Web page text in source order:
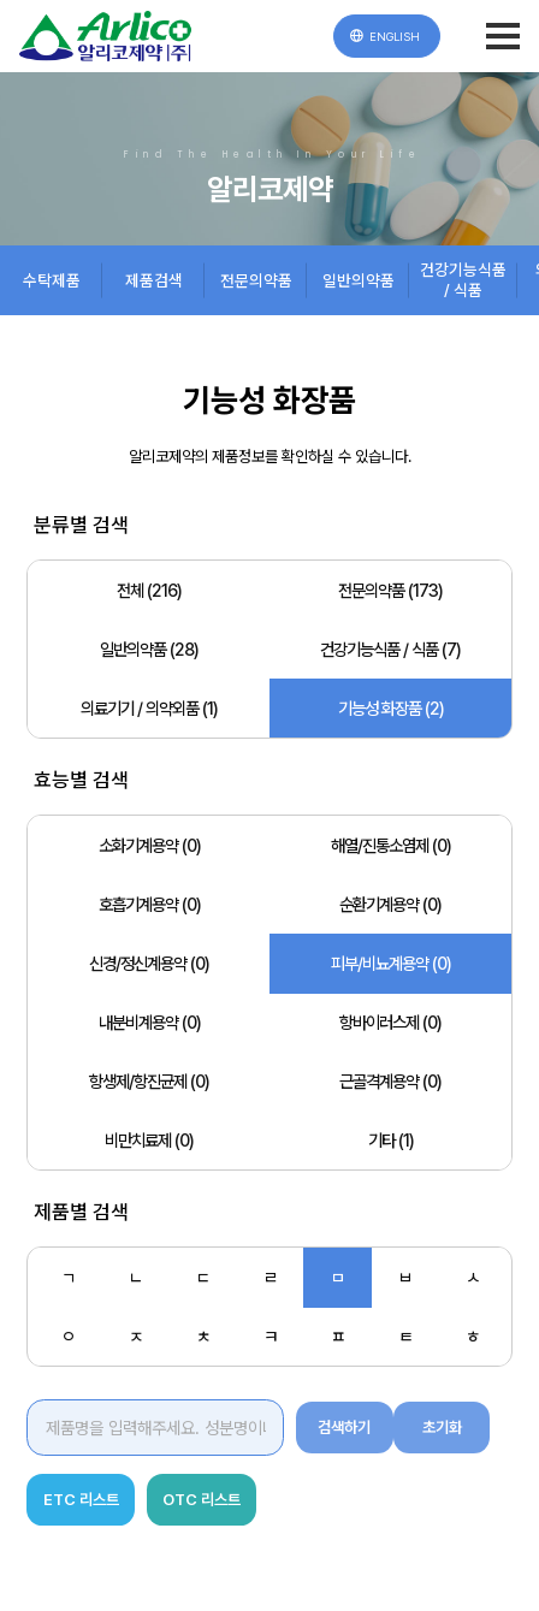
ENGLISH
Find The Health In Your Life
알리코제약
수탁제품 제품검색 전문의약품 일반의약품
건강기능식품
/ 식품
기능성 화장품
알리코제약의 제품정보를 확인하실 수 있습니다.
분류별 검색
전체 (216) 전문의약품 (173)
일반의약품 (28) 건강기능식품 / 식품 (7)
의료기기 / 의약외품 (1) 기능성 화장품 (2)
효능별 검색
소화기계용약 (0) 해열/진통소염제 (0)
호흡기계용약 (0) 순환기계용약 (0)
신경/정신계용약 (0) 피부/비뇨계용약 (0)
내분비계용약 (0) 항바이러스제 (0)
항생제/항진균제 (0) 근골격계용약 (0)
비만치료제 (0) 기타 (1)
제품별 검색
ㄱ ㄴ ㄷ ㄹ ㅁ ㅂ ㅅ
ㅇ ㅈ ㅊ ㅋ ㅍ ㅌ ㅎ
검색하기 초기화
ETC 리스트 OTC 리스트